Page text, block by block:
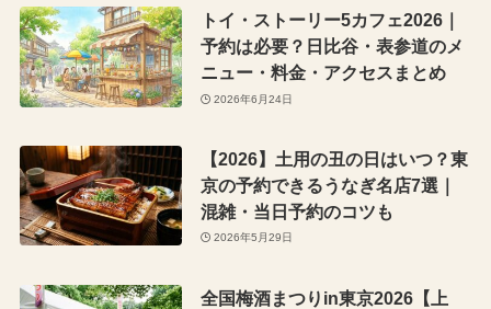
トイ・ストーリー5カフェ2026｜
予約は必要？日比谷・表参道のメ
ニュー・料金・アクセスまとめ
2026年6月24日
【2026】土用の丑の日はいつ？東
京の予約できるうなぎ名店7選｜
混雑・当日予約のコツも
2026年5月29日
全国梅酒まつりin東京2026【上